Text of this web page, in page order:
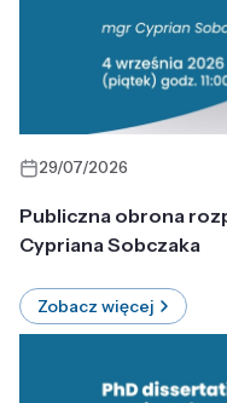
29/07/2026
Publiczna obrona
Cypriana Sobczaka
Zobacz więcej